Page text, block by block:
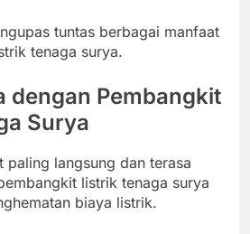
tuntas berbagai manfaat
tenaga surya.
dengan Pembangkit
Surya
paling langsung dan terasa
listrik tenaga surya
biaya listrik.